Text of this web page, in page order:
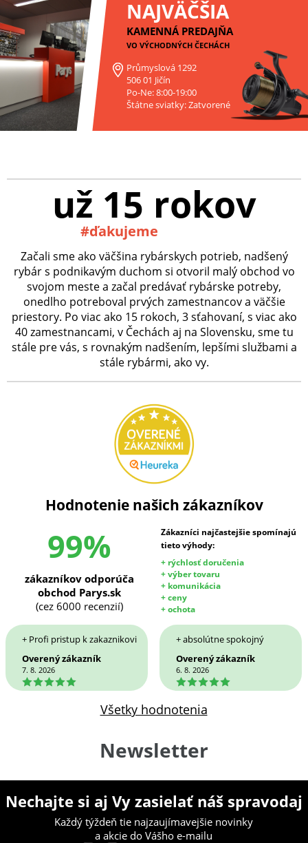
NAJVÄČŠIA
KAMENNÁ PREDAJŇA
VO VÝCHODNÝCH ČECHÁCH
Průmyslová 1292
506 01 Jičín
Po-Ne: 8:00-19:00
Štátne sviatky: Zatvorené
už 15 rokov
#ďakujeme
Začali sme ako väčšina rybárskych potrieb, nadšený
rybár s podnikavým duchom si otvoril malý obchod vo
svojom meste a začal predávať rybárske potreby,
onedlho potreboval prvých zamestnancov a väčšie
priestory. Po viac ako 15 rokoch, 3 sťahovaní, s viac ako
40 zamestnancami, v Čechách aj na Slovensku, sme tu
stále pre vás, s rovnakým nadšením, lepšími službami a
stále rybármi, ako vy.
Hodnotenie našich zákazníkov
99%
Zákazníci najčastejšie spomínajú
tieto výhody:
+ rýchlosť doručenia
+ výber tovaru
+ komunikácia
+ ceny
+ ochota
zákazníkov odporúča
obchod Parys.sk
(cez 6000 recenzií)
+ Profi pristup k zakaznikovi
Overený zákazník
7. 8. 2026
5
+ absolútne spokojný
Overený zákazník
6. 8. 2026
5
Všetky hodnotenia
Newsletter
Nechajte si aj Vy zasielať náš spravodaj
Každý týždeň tie najzaujímavejšie novinky
a akcie do Vášho e-mailu